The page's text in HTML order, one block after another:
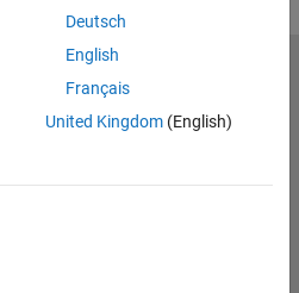
Deutsch
English
Français
United Kingdom(English)
and science